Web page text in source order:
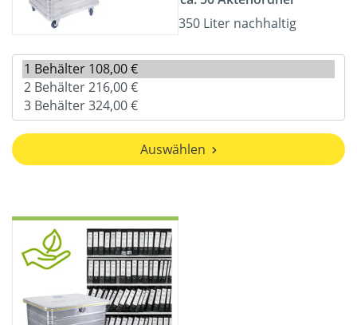
350 Liter nachhaltig
Auswählen